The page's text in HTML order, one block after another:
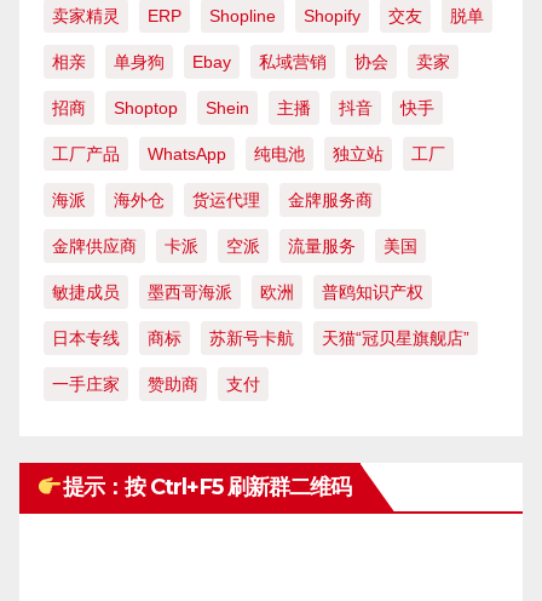
卖家精灵 ERP Shopline Shopify 交友 脱单
相亲 单身狗 Ebay 私域营销 协会 卖家
招商 Shoptop Shein 主播 抖音 快手
工厂产品 WhatsApp 纯电池 独立站 工厂
海派 海外仓 货运代理 金牌服务商
金牌供应商 卡派 空派 流量服务 美国
敏捷成员 墨西哥海派 欧洲 普鸥知识产权
日本专线 商标 苏新号卡航 天猫“冠贝星旗舰店”
一手庄家 赞助商 支付
提示：按 Ctrl+F5 刷新群二维码